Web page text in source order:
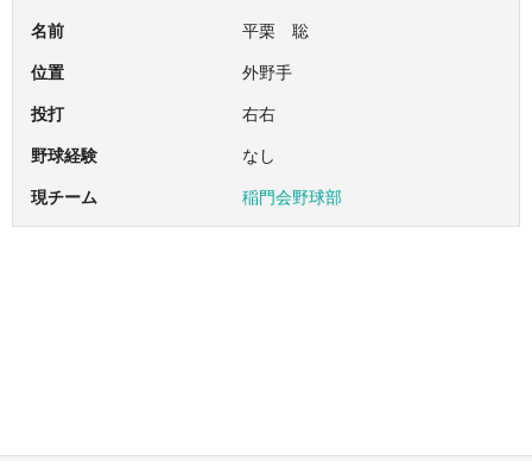
名前 平栗 聡
位置 外野手
投打 右右
野球経験 なし
現チーム 稲門会野球部